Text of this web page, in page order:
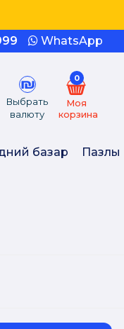
WhatsApp
Выбрать
валюту
0
Моя
корзина
базар Пазлы